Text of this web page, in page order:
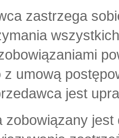
zastrzega
umową
jest
zobowiązany